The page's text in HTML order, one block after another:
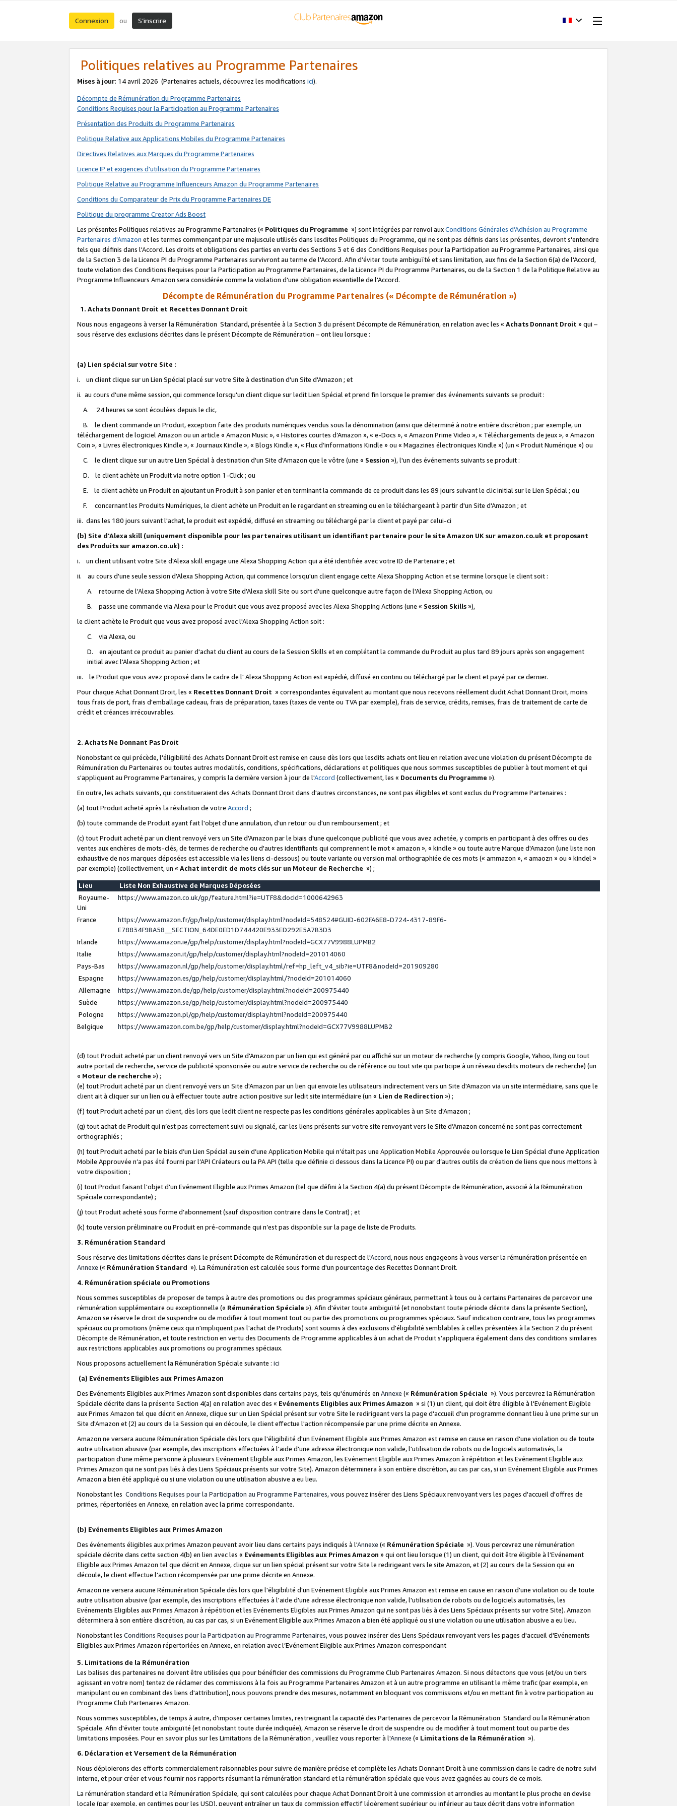
Connexion ou S’inscrire
Politiques relatives au Programme Partenaires
Mises à jour: 14 avril 2026 (Partenaires actuels, découvrez les modifications ici).
Décompte de Rémunération du Programme Partenaires
Conditions Requises pour la Participation au Programme Partenaires
Présentation des Produits du Programme Partenaires
Politique Relative aux Applications Mobiles du Programme Partenaires
Directives Relatives aux Marques du Programme Partenaires
Licence IP et exigences d'utilisation du Programme Partenaires
Politique Relative au Programme Influenceurs Amazon du Programme Partenaires
Conditions du Comparateur de Prix du Programme Partenaires DE
Politique du programme Creator Ads Boost
Les présentes Politiques relatives au Programme Partenaires (« Politiques du Programme ») sont intégrées par renvoi auxConditions Générales d’Adhésion au Programme
Partenaires d'Amazon et les termes commençant par une majuscule utilisés dans lesdites Politiques du Programme, qui ne sont pas définis dans les présentes, devront s'entendre
tels que définis dans l'Accord. Les droits et obligations des parties en vertu des Sections 3 et 6 des Conditions Requises pour la Participation au Programme Partenaires, ainsi que
de la Section 3 de la Licence PI du Programme Partenaires survivront au terme de l'Accord. Afin d’éviter toute ambiguïté et sans limitation, aux fins de la Section 6(a) de l'Accord,
toute violation des Conditions Requises pour la Participation au Programme Partenaires, de la Licence PI du Programme Partenaires, ou de la Section 1 de la Politique Relative au
Programme Influenceurs Amazon sera considérée comme la violation d’une obligation essentielle de l'Accord.
Décompte de Rémunération du Programme Partenaires (« Décompte de Rémunération »)
1. Achats Donnant Droit et Recettes Donnant Droit
Nous nous engageons à verser la Rémunération Standard, présentée à la Section 3 du présent Décompte de Rémunération, en relation avec les « Achats Donnant Droit » qui –
sous réserve des exclusions décrites dans le présent Décompte de Rémunération – ont lieu lorsque :
(a) Lien spécial sur votre Site :
i. un client clique sur un Lien Spécial placé sur votre Site à destination d'un Site d'Amazon ; et
ii. au cours d'une même session, qui commence lorsqu'un client clique sur ledit Lien Spécial et prend fin lorsque le premier des événements suivants se produit :
A. 24 heures se sont écoulées depuis le clic,
B. le client commande un Produit, exception faite des produits numériques vendus sous la dénomination (ainsi que déterminé à notre entière discrétion ; par exemple, un
téléchargement de logiciel Amazon ou un article « Amazon Music », « Histoires courtes d’Amazon », « e-Docs », « Amazon Prime Video », « Téléchargements de jeux », « Amazon
Coin », « Livres électroniques Kindle », « Journaux Kindle », « Blogs Kindle », « Flux d’informations Kindle » ou « Magazines électroniques Kindle ») (un « Produit Numérique ») ou
C. le client clique sur un autre Lien Spécial à destination d'un Site d'Amazon que le vôtre (une « Session »), l'un des événements suivants se produit :
D. le client achète un Produit via notre option 1-Click ; ou
E. le client achète un Produit en ajoutant un Produit à son panier et en terminant la commande de ce produit dans les 89 jours suivant le clic initial sur le Lien Spécial ; ou
F. concernant les Produits Numériques, le client achète un Produit en le regardant en streaming ou en le téléchargeant à partir d'un Site d'Amazon ; et
iii. dans les 180 jours suivant l'achat, le produit est expédié, diffusé en streaming ou téléchargé par le client et payé par celui-ci
(b) Site d'Alexa skill (uniquement disponible pour les partenaires utilisant un identifiant partenaire pour le site Amazon UK sur amazon.co.uk et proposant
des Produits sur amazon.co.uk) :
i. un client utilisant votre Site d'Alexa skill engage une Alexa Shopping Action qui a été identifiée avec votre ID de Partenaire ; et
ii. au cours d'une seule session d'Alexa Shopping Action, qui commence lorsqu'un client engage cette Alexa Shopping Action et se termine lorsque le client soit :
A. retourne de l'Alexa Shopping Action à votre Site d'Alexa skill Site ou sort d'une quelconque autre façon de l'Alexa Shopping Action, ou
B. passe une commande via Alexa pour le Produit que vous avez proposé avec les Alexa Shopping Actions (une « Session Skills»),
le client achète le Produit que vous avez proposé avec l'Alexa Shopping Action soit :
C. via Alexa, ou
D. en ajoutant ce produit au panier d'achat du client au cours de la Session Skills et en complétant la commande du Produit au plus tard 89 jours après son engagement
initial avec l'Alexa Shopping Action ; et
iii. le Produit que vous avez proposé dans le cadre de l' Alexa Shopping Action est expédié, diffusé en continu ou téléchargé par le client et payé par ce dernier.
Pour chaque Achat Donnant Droit, les « Recettes Donnant Droit » correspondantes équivalent au montant que nous recevons réellement dudit Achat Donnant Droit, moins
tous frais de port, frais d'emballage cadeau, frais de préparation, taxes (taxes de vente ou TVA par exemple), frais de service, crédits, remises, frais de traitement de carte de
crédit et créances irrécouvrables.
2. Achats Ne Donnant Pas Droit
Nonobstant ce qui précède, l'éligibilité des Achats Donnant Droit est remise en cause dès lors que lesdits achats ont lieu en relation avec une violation du présent Décompte de
Rémunération du Partenaires ou toutes autres modalités, conditions, spécifications, déclarations et politiques que nous sommes susceptibles de publier à tout moment et qui
s'appliquent au Programme Partenaires, y compris la dernière version à jour de l'Accord (collectivement, les « Documents du Programme »).
En outre, les achats suivants, qui constitueraient des Achats Donnant Droit dans d'autres circonstances, ne sont pas éligibles et sont exclus du Programme Partenaires :
(a) tout Produit acheté après la résiliation de votre Accord ;
(b) toute commande de Produit ayant fait l'objet d'une annulation, d'un retour ou d'un remboursement ; et
(c) tout Produit acheté par un client renvoyé vers un Site d'Amazon par le biais d'une quelconque publicité que vous avez achetée, y compris en participant à des offres ou des
ventes aux enchères de mots-clés, de termes de recherche ou d'autres identifiants qui comprennent le mot « amazon », « kindle » ou toute autre Marque d'Amazon (une liste non
exhaustive de nos marques déposées est accessible via les liens ci-dessous) ou toute variante ou version mal orthographiée de ces mots (« ammazon », « amaozn » ou « kindel »
par exemple) (collectivement, un « Achat interdit de mots clés sur un Moteur de Recherche ») ;
Lieu
Liste Non Exhaustive de Marques Déposées
Royaume-
Uni
https://www.amazon.co.uk/gp/feature.html?ie=UTF8&docId=1000642963
France
https://www.amazon.fr/gp/help/customer/display.html?nodeId=548524#GUID-602FA6E8-D724-4317-89F6-
E78834F9BA58__SECTION_64DE0ED1D744420E933ED292E5A7B3D3
Irlande
https://www.amazon.ie/gp/help/customer/display.html?nodeId=GCX77V9988LUPMB2
Italie
https://www.amazon.it/gp/help/customer/display.html?nodeId=201014060
Pays-Bas
https://www.amazon.nl/gp/help/customer/display.html/ref=hp_left_v4_sib?ie=UTF8&nodeId=201909280
Espagne
https://www.amazon.es/gp/help/customer/display.html/?nodeId=201014060
Allemagne
https://www.amazon.de/gp/help/customer/display.html?nodeId=200975440
Suède
https://www.amazon.se/gp/help/customer/display.html?nodeId=200975440
Pologne
https://www.amazon.pl/gp/help/customer/display.html?nodeId=200975440
Belgique
https://www.amazon.com.be/gp/help/customer/display.html?nodeId=GCX77V9988LUPMB2
(d) tout Produit acheté par un client renvoyé vers un Site d'Amazon par un lien qui est généré par ou affiché sur un moteur de recherche (y compris Google, Yahoo, Bing ou tout
autre portail de recherche, service de publicité sponsorisée ou autre service de recherche ou de référence ou tout site qui participe à un réseau desdits moteurs de recherche) (un
« Moteur de recherche ») ;
(e) tout Produit acheté par un client renvoyé vers un Site d'Amazon par un lien qui envoie les utilisateurs indirectement vers un Site d'Amazon via un site intermédiaire, sans que le
client ait à cliquer sur un lien ou à effectuer toute autre action positive sur ledit site intermédiaire (un « Lien de Redirection ») ;
(f) tout Produit acheté par un client, dès lors que ledit client ne respecte pas les conditions générales applicables à un Site d'Amazon ;
(g) tout achat de Produit qui n’est pas correctement suivi ou signalé, car les liens présents sur votre site renvoyant vers le Site d’Amazon concerné ne sont pas correctement
orthographiés ;
(h) tout Produit acheté par le biais d’un Lien Spécial au sein d’une Application Mobile qui n’était pas une Application Mobile Approuvée ou lorsque le Lien Spécial d'une Application
Mobile Approuvée n’a pas été fourni par l’API Créateurs ou la PA API (telle que définie ci dessous dans la Licence PI) ou par d’autres outils de création de liens que nous mettons à
votre disposition ;
(i) tout Produit faisant l'objet d'un Evénement Eligible aux Primes Amazon (tel que défini à la Section 4(a) du présent Décompte de Rémunération, associé à la Rémunération
Spéciale correspondante) ;
(j) tout Produit acheté sous forme d'abonnement (sauf disposition contraire dans le Contrat) ; et
(k) toute version préliminaire ou Produit en pré-commande qui n’est pas disponible sur la page de liste de Produits.
3. Rémunération Standard
Sous réserve des limitations décrites dans le présent Décompte de Rémunération et du respect de l'Accord, nous nous engageons à vous verser la rémunération présentée en
Annexe (« Rémunération Standard »). La Rémunération est calculée sous forme d'un pourcentage des Recettes Donnant Droit.
4. Rémunération spéciale ou Promotions
Nous sommes susceptibles de proposer de temps à autre des promotions ou des programmes spéciaux généraux, permettant à tous ou à certains Partenaires de percevoir une
rémunération supplémentaire ou exceptionnelle (« Rémunération Spéciale »). Afin d'éviter toute ambiguïté (et nonobstant toute période décrite dans la présente Section),
Amazon se réserve le droit de suspendre ou de modifier à tout moment tout ou partie des promotions ou programmes spéciaux. Sauf indication contraire, tous les programmes
spéciaux ou promotions (même ceux qui n'impliquent pas l'achat de Produits) sont soumis à des exclusions d'éligibilité semblables à celles présentées à la Section 2 du présent
Décompte de Rémunération, et toute restriction en vertu des Documents de Programme applicables à un achat de Produit s'appliquera également dans des conditions similaires
aux restrictions applicables aux promotions ou programmes spéciaux.
Nous proposons actuellement la Rémunération Spéciale suivante : ici
(a) Evénements Eligibles aux Primes Amazon
Des Evénements Eligibles aux Primes Amazon sont disponibles dans certains pays, tels qu'énumérés en Annexe (« Rémunération Spéciale »). Vous percevrez la Rémunération
Spéciale décrite dans la présente Section 4(a) en relation avec des « Evénements Eligibles aux Primes Amazon » si (1) un client, qui doit être éligible à l'Evénement Eligible
aux Primes Amazon tel que décrit en Annexe, clique sur un Lien Spécial présent sur votre Site le redirigeant vers la page d'accueil d'un programme donnant lieu à une prime sur un
Site d'Amazon et (2) au cours de la Session qui en découle, le client effectue l'action récompensée par une prime décrite en Annexe.
Amazon ne versera aucune Rémunération Spéciale dès lors que l'éligibilité d'un Evénement Eligible aux Primes Amazon est remise en cause en raison d'une violation ou de toute
autre utilisation abusive (par exemple, des inscriptions effectuées à l'aide d'une adresse électronique non valide, l'utilisation de robots ou de logiciels automatisés, la
participation d'une même personne à plusieurs Evénement Eligible aux Primes Amazon, les Evénement Eligible aux Primes Amazon à répétition et les Evénement Eligible aux
Primes Amazon qui ne sont pas liés à des Liens Spéciaux présents sur votre Site). Amazon déterminera à son entière discrétion, au cas par cas, si un Evénement Eligible aux Primes
Amazon a bien été appliqué ou si une violation ou une utilisation abusive a eu lieu.
Nonobstant les Conditions Requises pour la Participation au Programme Partenaires, vous pouvez insérer des Liens Spéciaux renvoyant vers les pages d'accueil d'offres de
primes, répertoriées en Annexe, en relation avec la prime correspondante.
(b) Evénements Eligibles aux Primes Amazon
Des événements éligibles aux primes Amazon peuvent avoir lieu dans certains pays indiqués à l'Annexe (« Rémunération Spéciale »). Vous percevrez une rémunération
spéciale décrite dans cette section 4(b) en lien avec les « Evénements Eligibles aux Primes Amazon » qui ont lieu lorsque (1) un client, qui doit être éligible à l’Evénement
Eligible aux Primes Amazon tel que décrit en Annexe, clique sur un lien spécial présent sur votre Site le redirigeant vers le site Amazon, et (2) au cours de la Session qui en
découle, le client effectue l'action récompensée par une prime décrite en Annexe.
Amazon ne versera aucune Rémunération Spéciale dès lors que l'éligibilité d'un Evénement Eligible aux Primes Amazon est remise en cause en raison d'une violation ou de toute
autre utilisation abusive (par exemple, des inscriptions effectuées à l'aide d'une adresse électronique non valide, l'utilisation de robots ou de logiciels automatisés, les
Evénements Eligibles aux Primes Amazon à répétition et les Evénements Eligibles aux Primes Amazon qui ne sont pas liés à des Liens Spéciaux présents sur votre Site). Amazon
déterminera à son entière discrétion, au cas par cas, si un Evénement Eligible aux Primes Amazon a bien été appliqué ou si une violation ou une utilisation abusive a eu lieu.
Nonobstant les Conditions Requises pour la Participation au Programme Partenaires, vous pouvez insérer des Liens Spéciaux renvoyant vers les pages d'accueil d'Evénements
Eligibles aux Primes Amazon répertoriées en Annexe, en relation avec l’Evénement Eligible aux Primes Amazon correspondant
5. Limitations de la Rémunération
Les balises des partenaires ne doivent être utilisées que pour bénéficier des commissions du Programme Club Partenaires Amazon. Si nous détectons que vous (et/ou un tiers
agissant en votre nom) tentez de réclamer des commissions à la fois au Programme Partenaires Amazon et à un autre programme en utilisant le même trafic (par exemple, en
manipulant ou en combinant des liens d'attribution), nous pouvons prendre des mesures, notamment en bloquant vos commissions et/ou en mettant fin à votre participation au
Programme Club Partenaires Amazon.
Nous sommes susceptibles, de temps à autre, d'imposer certaines limites, restreignant la capacité des Partenaires de percevoir la Rémunération Standard ou la Rémunération
Spéciale. Afin d'éviter toute ambiguïté (et nonobstant toute durée indiquée), Amazon se réserve le droit de suspendre ou de modifier à tout moment tout ou partie des
limitations imposées. Pour en savoir plus sur les Limitations de la Rémunération , veuillez vous reporter à l'Annexe (« Limitations de la Rémunération »).
6. Déclaration et Versement de la Rémunération
Nous déploierons des efforts commercialement raisonnables pour suivre de manière précise et complète les Achats Donnant Droit à une commission dans le cadre de notre suivi
interne, et pour créer et vous fournir nos rapports résumant la rémunération standard et la rémunération spéciale que vous avez gagnées au cours de ce mois.
La rémunération standard et la Rémunération Spéciale, qui sont calculées pour chaque Achat Donnant Droit à une commission et arrondies au montant le plus proche en devise
locale (par exemple, en centimes pour les USD), peuvent entraîner un taux de commission effectif légèrement supérieur ou inférieur au taux décrit dans votre information